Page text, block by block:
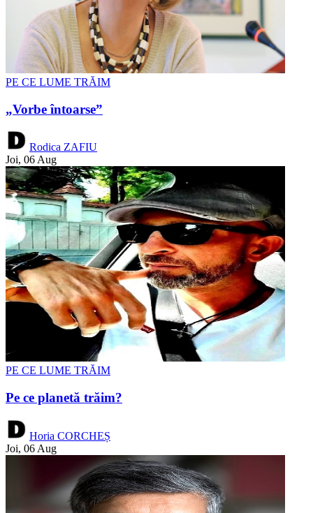
PE CE LUME TRĂIM
„Vorbe întoarse”
Rodica ZAFIU
Joi, 06 Aug
PE CE LUME TRĂIM
Pe ce planetă trăim?
Horia CORCHEȘ
Joi, 06 Aug